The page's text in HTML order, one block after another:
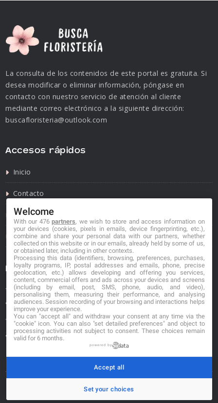
La consulta de los contenidos de este portal es gratuita. Si
desea modificar o eliminar información, póngase en
contacto con nuestro servicio de atención al cliente
mediante correo electrónico a la siguiente dirección:
buscafloristeria@outlook.com
Accesos rápidos
Inicio
Contacto
Política de privacidad
Política de cookies
Información de contacto
*No se garantiza que los datos mostrados estén
actualizados.
** Los precios mostrados son estimaciones y no se
garantiza su veracidad.
© 2026. buscafloristeria.com
Welcome
With our 476partners, we wish to store and access information on
your devices (cookies, pixels in emails, device fingerprinting, etc.),
combine and share your personal data with our partners, whether
collected on this website or in our emails, already held by some of us,
or obtained later, including in other contexts.
Processing this data (identifiers, browsing, preferences, purchases,
loyalty programs, IP, postal addresses and emails, phone, precise
geolocation, etc.) allows developing and offering you services,
content, commercial offers and ads across your devices and screens
(including by email, post, SMS, phone, audio, and video),
personalising them, measuring their performance, and analysing
audiences. Session recording of your browsing and interactions helps
improve your experience.
You can "accept all" and withdraw your consent at any time via the
"cookie" icon. You can also "set detailed preferences" and object to
processing activities not subject to consent. These choices remain
valid for 6 months.
powered by
Set your choices
Accept all